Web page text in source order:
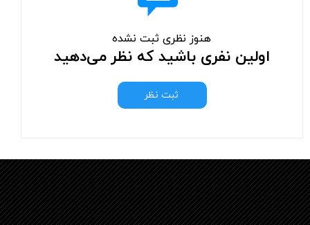
هنوز نظری ثبت نشده
اولین نفری باشید که نظر می‌دهید
ثبت نظر